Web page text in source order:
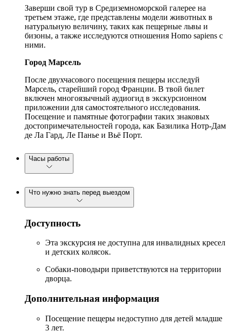
Заверши свой тур в Средиземноморской галерее на
третьем этаже, где представлены модели животных в
натуральную величину, таких как пещерные львы и
бизоны, а также исследуются отношения Homo sapiens с
ними.
Город Марсель
После двухчасового посещения пещеры исследуй
Марсель, старейший город Франции. В твой билет
включен многоязычный аудиогид в экскурсионном
приложении для самостоятельного исследования.
Посещение и памятные фотографии таких знаковых
достопримечательностей города, как Базилика Нотр-Дам
де Ла Гард, Ле Панье и Вьё Порт.
Часы работы
Что нужно знать перед выездом
Доступность
Эта экскурсия не доступна для инвалидных кресел
и детских колясок.
Собаки-поводыри приветствуются на территории
дворца.
Дополнительная информация
Посещение пещеры недоступно для детей младше
3 лет.